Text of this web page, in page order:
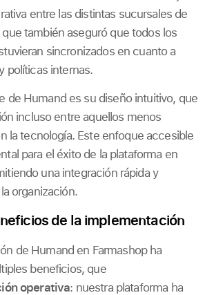
entre las distintas sucursales de
también aseguró que todos los
sincronizados en cuanto a
políticas internas.
de Humand es su diseño intuitivo, que
incluso entre aquellos menos
la tecnología. Este enfoque accesible
para el éxito de la plataforma en
una integración rápida y
organización.
de la implementación
de Humand en Farmashop ha
beneficios, que
operativa: nuestra plataforma ha